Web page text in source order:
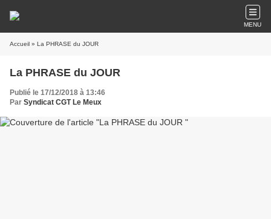
MENU
Accueil » La PHRASE du JOUR
La PHRASE du JOUR
Publié le 17/12/2018 à 13:46
Par Syndicat CGT Le Meux